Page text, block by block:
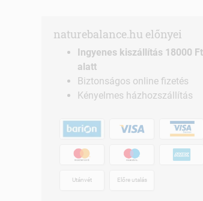
naturebalance.hu előnyei
Ingyenes kiszállítás 18000
alatt
Biztonságos online fizetés
Kényelmes házhozszállítás
Utánvét Előre utalás